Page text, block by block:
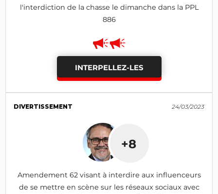
l'interdiction de la chasse le dimanche dans la PPL
886
INTERPELLEZ-LES
DIVERTISSEMENT 24/03/2023
+8
Amendement 62 visant à interdire aux influenceurs
de se mettre en scène sur les réseaux sociaux avec